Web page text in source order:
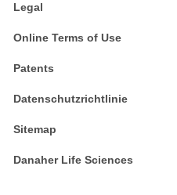
Legal
Online Terms of Use
Patents
Datenschutzrichtlinie
Sitemap
Danaher Life Sciences